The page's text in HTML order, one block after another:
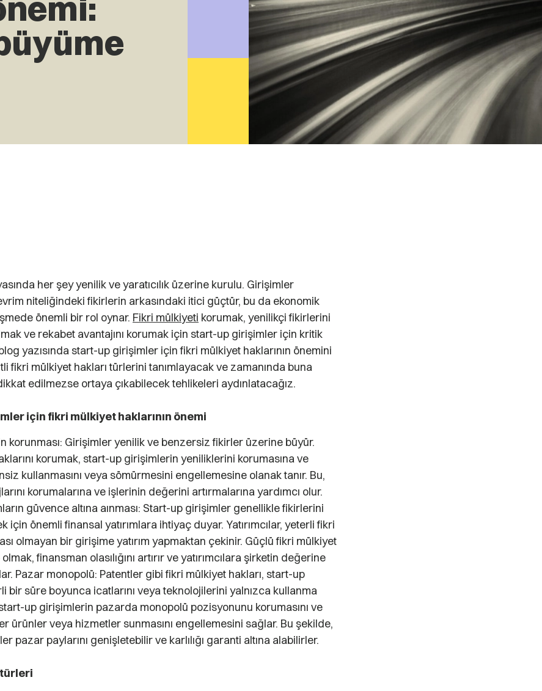
her şey yenilik ve yaratıcılık üzerine kurulu. Girişimler
niteliğindeki fikirlerin arkasındaki itici güçtür, bu da ekonomik
önemli bir rol oynar. Fikri mülkiyeti korumak, yenilikçi fikirlerini
ve rekabet avantajını korumak için start-up girişimler için kritik
yazısında start-up girişimler için fikri mülkiyet haklarının önemini
fikri mülkiyet hakları türlerini tanımlayacak ve zamanında buna
edilmezse ortaya çıkabilecek tehlikeleri aydınlatacağız.
için fikri mülkiyet haklarının önemi
korunması: Girişimler yenilik ve benzersiz fikirler üzerine büyür.
korumak, start-up girişimlerin yeniliklerini korumasına ve
kullanmasını veya sömürmesini engellemesine olanak tanır. Bu,
korumalarına ve işlerinin değerini artırmalarına yardımcı olur.
güvence altına aınması: Start-up girişimler genellikle fikirlerini
için önemli finansal yatırımlara ihtiyaç duyar. Yatırımcılar, yeterli fikri
olmayan bir girişime yatırım yapmaktan çekinir. Güçlü fikri mülkiyet
finansman olasılığını artırır ve yatırımcılara şirketin değerine
Pazar monopolü: Patentler gibi fikri mülkiyet hakları, start-up
bir süre boyunca icatlarını veya teknolojilerini yalnızca kullanma
up girişimlerin pazarda monopolü pozisyonunu korumasını ve
ürünler veya hizmetler sunmasını engellemesini sağlar. Bu şekilde,
pazar paylarını genişletebilir ve karlılığı garanti altına alabilirler.